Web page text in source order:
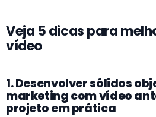
Veja 5 dicas para
vídeo
1. Desenvolver sólidos
marketing com vídeo
projeto em prática